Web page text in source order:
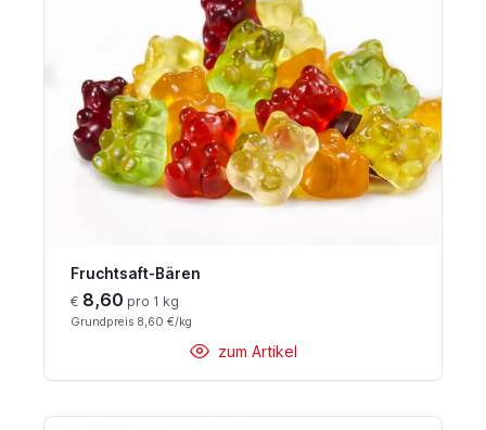
Fruchtsaft-Bären
€ 8,60 pro 1 kg
Grundpreis 8,60 €/kg
zum Artikel